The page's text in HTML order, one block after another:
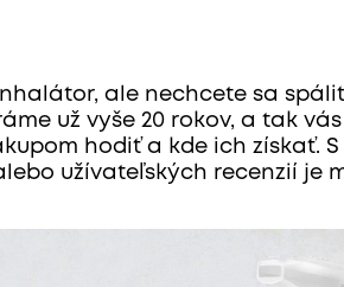
ale nechcete sa
už vyše 20 rokov, a tak
hodiť a kde ich získať.
užívateľských recenzií je